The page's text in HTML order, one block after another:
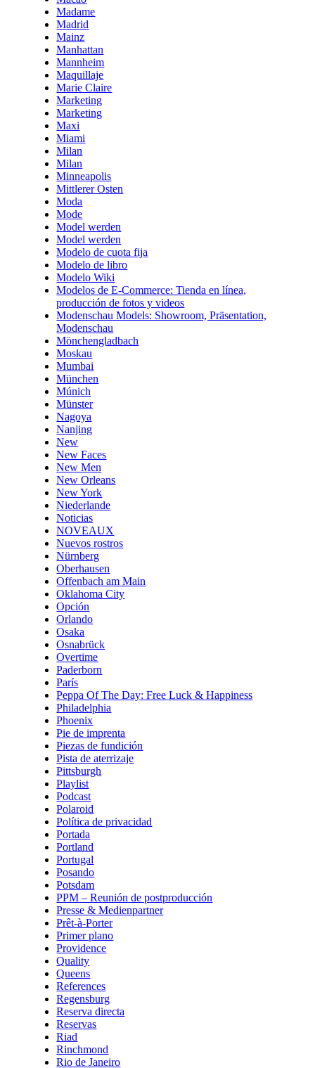
Madame
Madrid
Mainz
Manhattan
Mannheim
Maquillaje
Marie Claire
Marketing
Marketing
Maxi
Miami
Milan
Milan
Minneapolis
Mittlerer Osten
Moda
Mode
Model werden
Model werden
Modelo de cuota fija
Modelo de libro
Modelo Wiki
Modelos de E-Commerce: Tienda en línea,
producción de fotos y videos
Modenschau Models: Showroom, Präsentation,
Modenschau
Mönchengladbach
Moskau
Mumbai
München
Múnich
Münster
Nagoya
Nanjing
New
New Faces
New Men
New Orleans
New York
Niederlande
Noticias
NOVEAUX
Nuevos rostros
Nürnberg
Oberhausen
Offenbach am Main
Oklahoma City
Opción
Orlando
Osaka
Osnabrück
Overtime
Paderborn
París
Peppa Of The Day: Free Luck & Happiness
Philadelphia
Phoenix
Pie de imprenta
Piezas de fundición
Pista de aterrizaje
Pittsburgh
Playlist
Podcast
Polaroid
Política de privacidad
Portada
Portland
Portugal
Posando
Potsdam
PPM – Reunión de postproducción
Presse & Medienpartner
Prêt-à-Porter
Primer plano
Providence
Quality
Queens
References
Regensburg
Reserva directa
Reservas
Riad
Rinchmond
Rio de Janeiro